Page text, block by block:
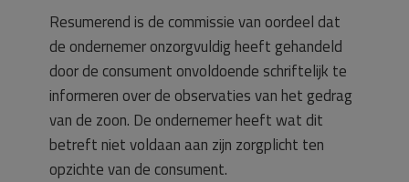
Resumerend is de commissie van oordeel dat
de ondernemer onzorgvuldig heeft gehandeld
door de consument onvoldoende schriftelijk te
informeren over de observaties van het gedrag
van de zoon. De ondernemer heeft wat dit
betreft niet voldaan aan zijn zorgplicht ten
opzichte van de consument.